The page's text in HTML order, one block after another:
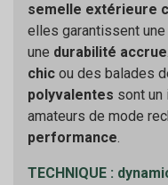
semelle extérieure
elles garantissent une
une durabilité accrue
chic ou des balades
polyvalentes sont un
amateurs de mode
performance.
TECHNIQUE :